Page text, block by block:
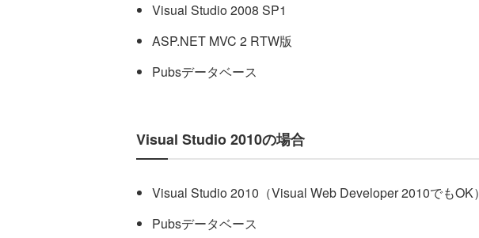
Visual Studio 2008 SP1
ASP.NET MVC 2 RTW版
Pubsデータベース
Visual Studio 2010の場合
Visual Studio 2010（Visual Web Developer 2010でもOK）
Pubsデータベース